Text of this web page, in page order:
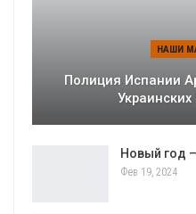
НАШИ
Полиция Испании
Новый год
Фев 19, 2024